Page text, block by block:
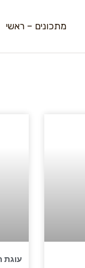
מתכונים – ראשי
עוגת